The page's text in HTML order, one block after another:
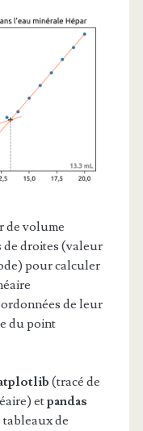
de volume
de droites (valeur
pour calculer
de leur
du point
(tracé de
etpandas
tableaux de